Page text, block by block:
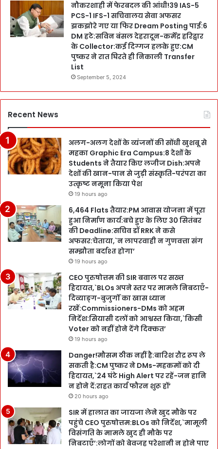
नौकरशाही में फेरबदल की आंधी!39 IAS-5
PCS-1 IFS-1 सचिवालय सेवा अफसर
झकझोरे गए या फिर Dream Posting पाई:6
DM हटे:सविन बंसल देहरादून-कर्मेंद्र हरिद्वार
के Collector:कई दिग्गज हलके हुए:CM
पुष्कर ने रात घिरते ही निकाली Transfer
List
September 5, 2024
Recent News
अलग-अलग देशों के व्यंजनों की सोंधी खुशबू से
महका Graphic Era Campus:8 देशों के
Students ने तैयार किए लजीज Dish:अपने
देशों की खान-पान से जुड़ी संस्कृति-परंपरा का
उत्कृष्ट नमूना किया पेश
19 hours ago
6,464 Flats तैयार:PM आवास योजना में पूरा
हुआ निर्माण कार्य:बचे हुए के लिए 30 सितंबर
की Deadline:सचिव डॉ RRK ने कसे
अफसर:चेताया,`न लापरवाही न गुणवत्ता संग
सम्झौता बर्दाश्त होगा’
19 hours ago
CEO पुरुषोत्तम की SIR बवाल पर सख्त
हिदायत,`BLOs अपने स्तर पर मामले निबटाएँ-
दिव्याङ्ग-बुजुर्गों का खास ध्यान
रखें:Commissioners-DMs को अहम
निर्देश:सियासी दलों को आश्वस्त किया,`किसी
Voter को नहीं होने देंगे दिक्कत’
19 hours ago
Danger!मौसम ठीक नहीं है:बारिश रौद्र रूप ले
सकती है:CM पुष्कर ने DMs-महकमों को दी
हिदायत,`24 घंटे High Alert पर रहें-जन हानि
न होने दें:राहत कार्य फौरन शुरू हों’
20 hours ago
SIR में हालात का जायजा लेने खुद मौके पर
पहुंचे CEO पुरुषोत्तम:BLOs को निर्देश,`मामूली
विसंगति के मामले खुद ही मौके पर
निबटाएँ’:लोगों को बेवजह परेशानी न होने पाए